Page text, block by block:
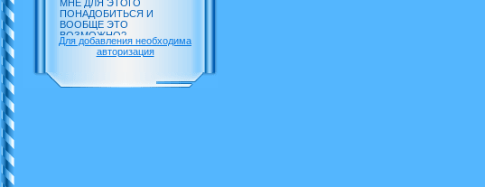
Для добавления необходима
авторизация